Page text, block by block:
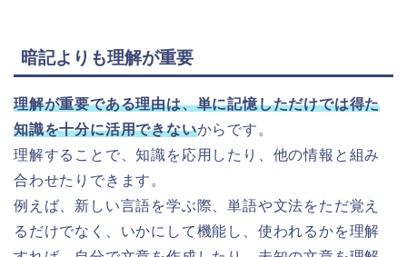
暗記よりも理解が重要
理解が重要である理由は、単に記憶しただけでは得た
知識を十分に活用できないからです。
理解することで、知識を応用したり、他の情報と組み
合わせたりできます。
例えば、新しい言語を学ぶ際、単語や文法をただ覚え
るだけでなく、いかにして機能し、使われるかを理解